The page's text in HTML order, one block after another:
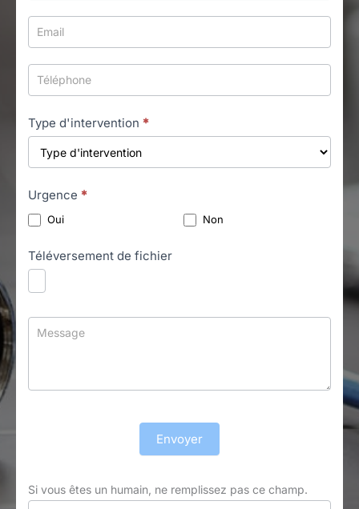
Type d'intervention *
Urgence *
Oui Non
Téléversement de fichier
Envoyer
Si vous êtes un humain, ne remplissez pas ce champ.